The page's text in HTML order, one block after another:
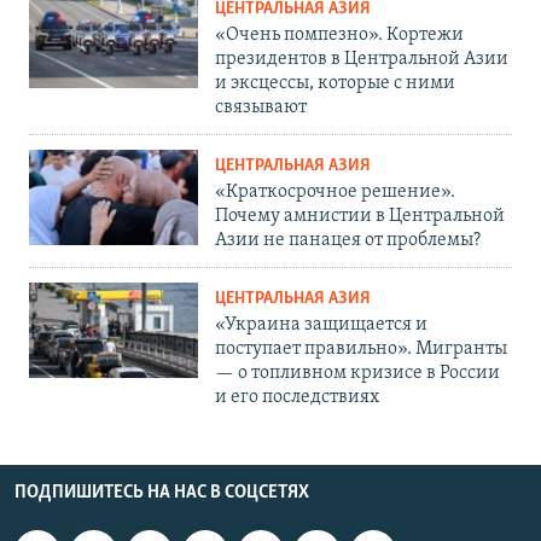
ЦЕНТРАЛЬНАЯ АЗИЯ
«Очень помпезно». Кортежи
президентов в Центральной Азии
и эксцессы, которые с ними
связывают
ЦЕНТРАЛЬНАЯ АЗИЯ
«Краткосрочное решение».
Почему амнистии в Центральной
Азии не панацея от проблемы?
ЦЕНТРАЛЬНАЯ АЗИЯ
«Украина защищается и
поступает правильно». Мигранты
— о топливном кризисе в России
и его последствиях
ПОДПИШИТЕСЬ НА НАС В СОЦСЕТЯХ